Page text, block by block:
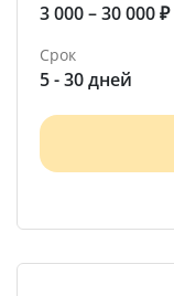
3 000 – 30 000 ₽
Срок
5 - 30 дней